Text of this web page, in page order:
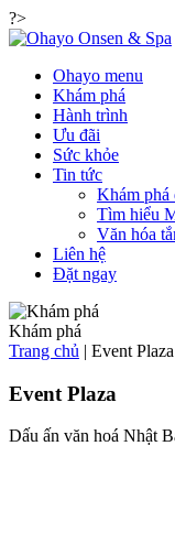
?>
Ohayo menu
Khám phá
Hành trình
Ưu đãi
Sức khỏe
Tin tức
Khám phá
Tìm hiểu
Văn hóa
Liên hệ
Đặt ngay
Khám phá
Trang chủ | Event Plaza
Event Plaza
Dấu ấn văn hoá Nhật